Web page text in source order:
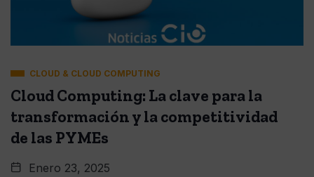
CLOUD & CLOUD COMPUTING
Cloud Computing: La clave para la
transformación y la competitividad
de las PYMEs
Enero 23, 2025